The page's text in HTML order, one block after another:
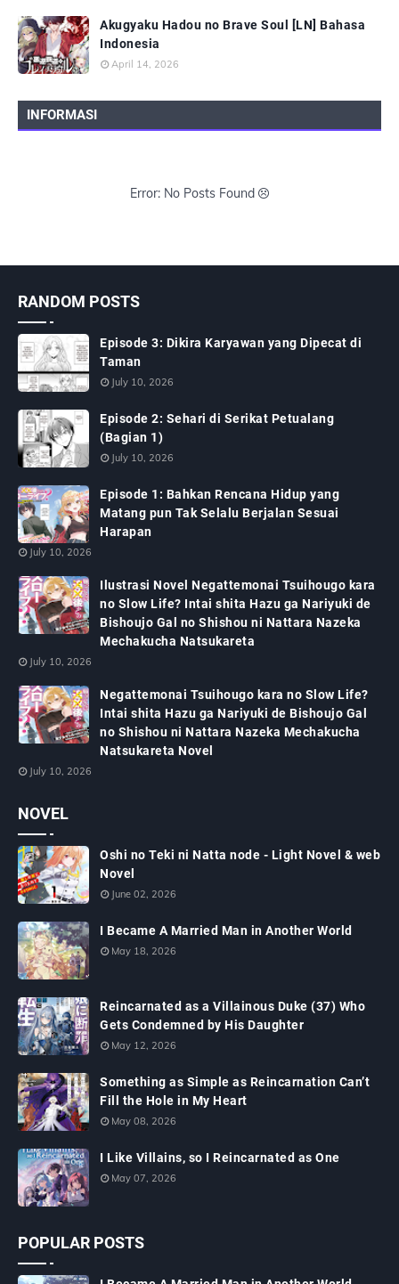
Akugyaku Hadou no Brave Soul [LN] Bahasa
Indonesia
April 14, 2026
INFORMASI
Error: No Posts Found
RANDOM POSTS
Episode 3: Dikira Karyawan yang Dipecat di
Taman
July 10, 2026
Episode 2: Sehari di Serikat Petualang
(Bagian 1)
July 10, 2026
Episode 1: Bahkan Rencana Hidup yang
Matang pun Tak Selalu Berjalan Sesuai
Harapan
July 10, 2026
Ilustrasi Novel Negattemonai Tsuihougo kara
no Slow Life? Intai shita Hazu ga Nariyuki de
Bishoujo Gal no Shishou ni Nattara Nazeka
Mechakucha Natsukareta
July 10, 2026
Negattemonai Tsuihougo kara no Slow Life?
Intai shita Hazu ga Nariyuki de Bishoujo Gal
no Shishou ni Nattara Nazeka Mechakucha
Natsukareta Novel
July 10, 2026
NOVEL
Oshi no Teki ni Natta node - Light Novel & web
Novel
June 02, 2026
I Became A Married Man in Another World
May 18, 2026
Reincarnated as a Villainous Duke (37) Who
Gets Condemned by His Daughter
May 12, 2026
Something as Simple as Reincarnation Can’t
Fill the Hole in My Heart
May 08, 2026
I Like Villains, so I Reincarnated as One
May 07, 2026
POPULAR POSTS